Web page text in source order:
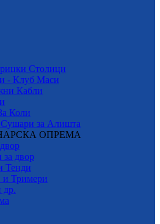
Столици
- Клуб Маси
Кабли
Коли
за Алишта
ОПРЕМА
двор
Тенди
и Тримери
др.